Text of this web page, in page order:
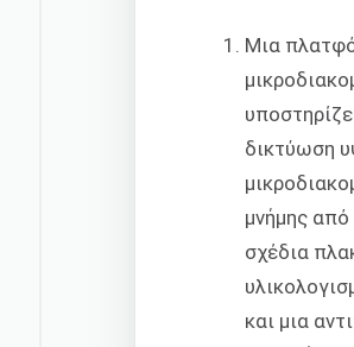
Μια
δικτύωση
μνήμης
σχέδια
και μια